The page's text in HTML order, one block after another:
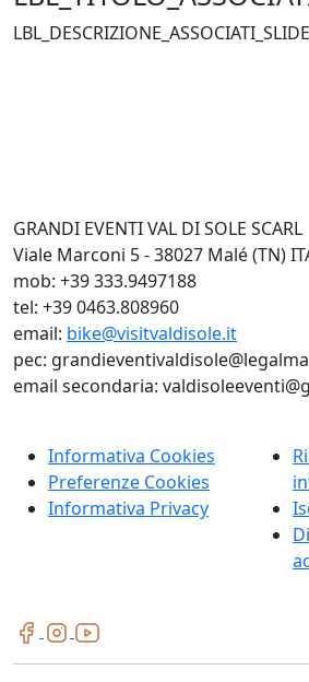
GRANDI EVENTI VAL DI SOLE SCARL
Viale Marconi 5 - 38027 Malé (TN)
mob: +39 333.9497188
tel: +39 0463.808960
email: bike@visitvaldisole.it
pec:
email secondaria:
Informativa Cookies
Preferenze Cookies
Informativa Privacy